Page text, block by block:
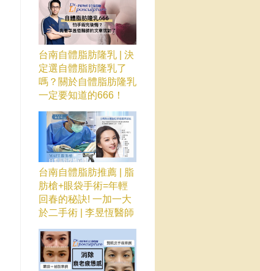
台南自體脂肪隆乳 | 決
定選自體脂肪隆乳了
嗎？關於自體脂肪隆乳
一定要知道的666！
台南自體脂肪推薦 | 脂
肪槍+眼袋手術=年輕
回春的秘訣! 一加一大
於二手術 | 李昱恆醫師